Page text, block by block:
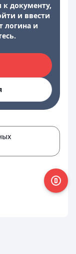
к документу,
и ввести
логина и